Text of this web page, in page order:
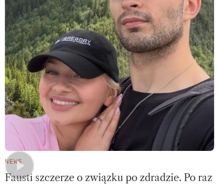
NEWS
Fausti szczerze o związku po zdradzie. Po raz